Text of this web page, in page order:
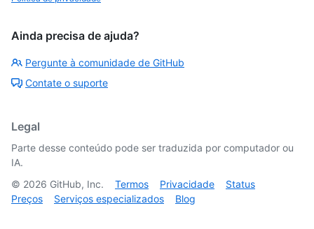
Ainda precisa de ajuda?
Pergunte à comunidade de GitHub
Contate o suporte
Legal
Parte desse conteúdo pode ser traduzida por computador ou
IA.
© 2026 GitHub, Inc. Termos Privacidade
Status
Preços
Serviços especializados Blog